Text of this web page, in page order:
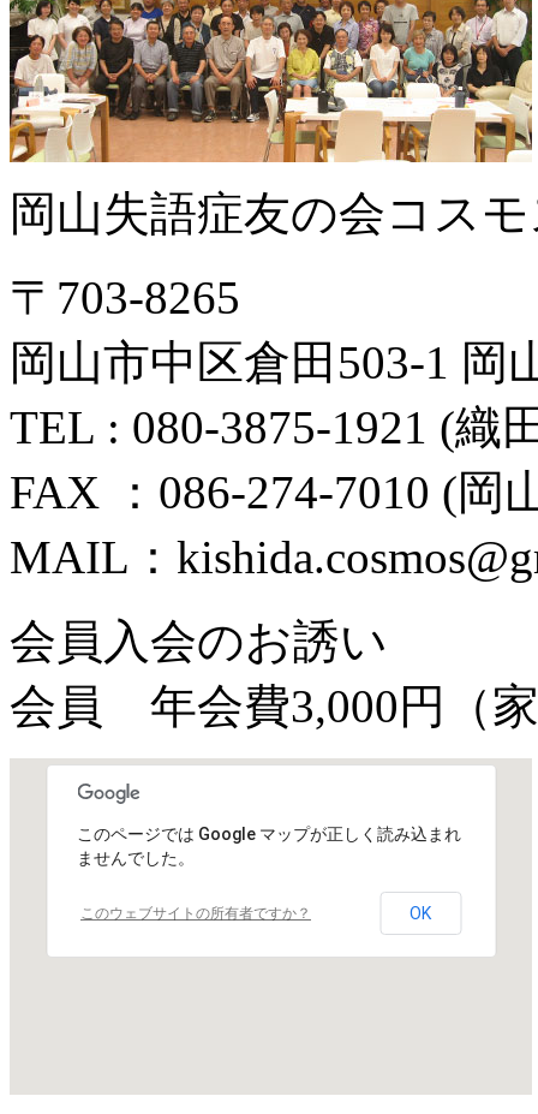
岡山失語症友の会コス
〒703-8265
岡山市中区倉田503-1
TEL : 080-3875-1921 (織
FAX ：086-274-7010 (
MAIL：
会員入会のお誘い
会員 年会費3,000円（